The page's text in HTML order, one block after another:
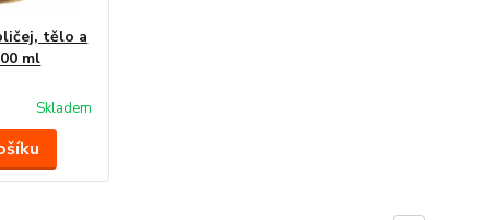
tělo a
ml
Skladem